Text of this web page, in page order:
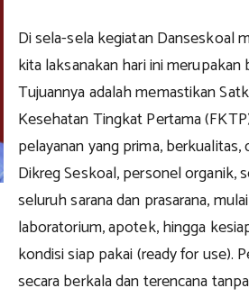
Di sela-sela kegiatan Danseskoal
kita laksanakan hari ini
Tujuannya adalah memastikan
Kesehatan Tingkat Pertama
pelayanan yang prima,
Dikreg Seskoal, personel organik,
seluruh sarana dan prasarana,
laboratorium, apotek, hingga
kondisi siap pakai (ready for use).
secara berkala dan terencana